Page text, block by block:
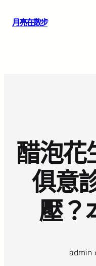
月亮在散步
醋泡花
俱意
壓？
admin·